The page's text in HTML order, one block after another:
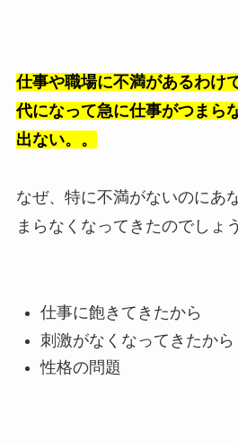
仕事や職場に不満があるわけ
代になって急に仕事がつまら
出ない。。
なぜ、特に不満がないのにあ
まらなくなってきたのでしょ
仕事に飽きてきたから
刺激がなくなってきたから
性格の問題